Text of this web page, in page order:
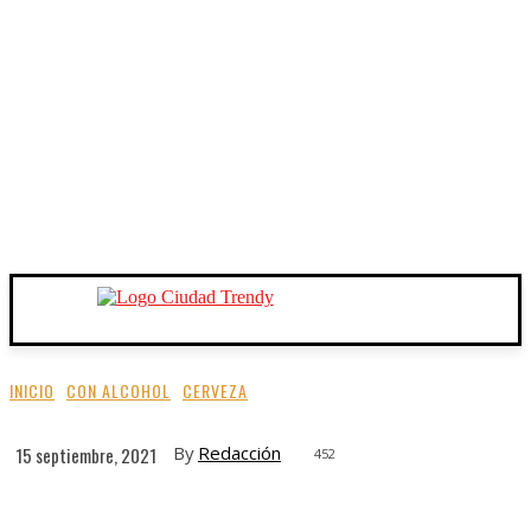
INICIO CON ALCOHOL CERVEZA
15 septiembre, 2021 By Redacción 452